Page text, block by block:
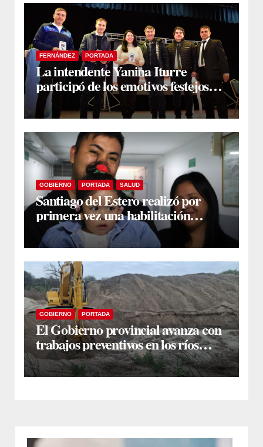
FERNÁNDEZ PORTADA
La intendente Yanina Iturre
participó de los emotivos festejos
por el Aniversario del Taekwon-Do
en Fernández
GOBIERNO PORTADA SALUD
Santiago del Estero realizó por
primera vez una habilitación
auditiva con vincha de conducción
ósea
GOBIERNO PORTADA
El Gobierno provincial avanza con
trabajos preventivos en los ríos
Dulce y Salado y en los Bajos
Submeridionales